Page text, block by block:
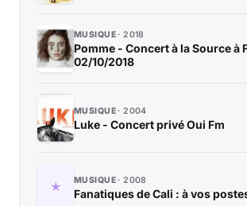
MUSIQUE 2018
Pomme - Concert à la Source à
02/10/2018
MUSIQUE 2004
Luke - Concert privé Oui Fm
MUSIQUE 2008
Fanatiques de Cali : à vos